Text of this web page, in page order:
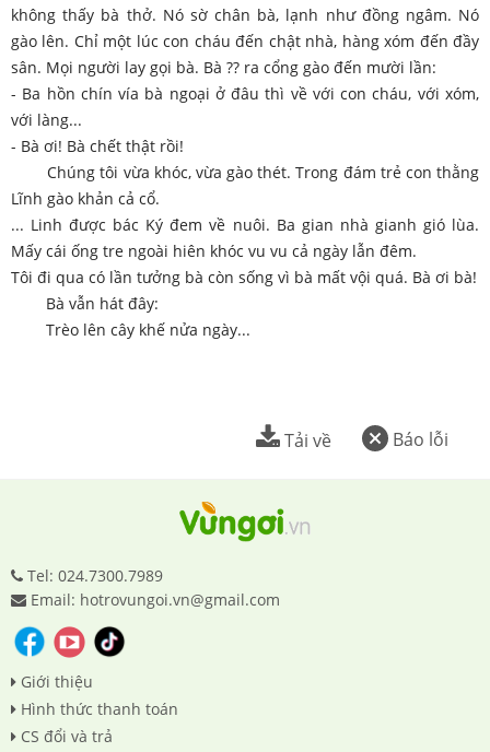
không thấy bà thở. Nó sờ chân bà, lạnh như đồng ngâm. Nó
gào lên. Chỉ một lúc con cháu đến chật nhà, hàng xóm đến đầy
sân. Mọi người lay gọi bà. Bà ?? ra cổng gào đến mười lần:
- Ba hồn chín vía bà ngoại ở đâu thì về với con cháu, với xóm,
với làng...
- Bà ơi! Bà chết thật rồi!
Chúng tôi vừa khóc, vừa gào thét. Trong đám trẻ con thằng
Lĩnh gào khản cả cổ.
... Linh được bác Ký đem về nuôi. Ba gian nhà gianh gió lùa.
Mấy cái ống tre ngoài hiên khóc vu vu cả ngày lẫn đêm.
Tôi đi qua có lần tưởng bà còn sống vì bà mất vội quá. Bà ơi bà!
Bà vẫn hát đây:
Trèo lên cây khế nửa ngày...
Báo lỗi
Tải về
Tel: 024.7300.7989
Email: hotrovungoi.vn@gmail.com
Giới thiệu
Hình thức thanh toán
CS đổi và trả